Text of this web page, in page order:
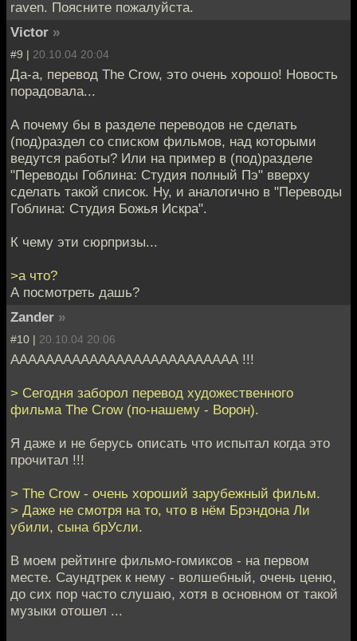
raven. Поясните пожалуйста.
Victor »
#9 | 20.10.04 20:04
Да-а, перевод The Crow, это очень хорошо! Новость
порадовала...
А почему бы в разделе переводов не сделать
(под)раздел со списком фильмов, над которыми
ведутся работы? Или на пример в (под)разделе
"Переводы Гоблина: Студия полный Пэ" вверху
сделать такой список. Ну, и аналогично в "Переводы
Гоблина: Студия Божья Искра".
К чему эти сюрпризы...
>а что?
А посмотреть дашь?
Zander »
#10 | 20.10.04 20:06
АААААААААААААААААААААААААА !!!
> Сегодня заборол перевод художественного
фильма The Crow (по-нашему - Ворон).
Я даже и не берусь описать что испытал когда это
прочитал !!!
> The Crow - очень хороший зарубежный фильм.
> Даже не смотря на то, что в нём Брэндона Ли
убили, сына брУсли.
В моем рейтинге фильмо-гомиксов - на первом
месте. Саундтрек к нему - волшебный, очень ценю,
до сих пор часто слушаю, хотя в основном от такой
музыки отошел ...